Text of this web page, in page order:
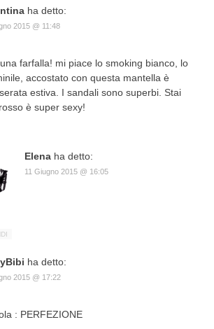
ha detto:
2015 @ 11:48
farfalla! mi piace lo smoking bianco, lo
accostato con questa mantella è
estiva. I sandali sono superbi. Stai
è super sexy!
Elena ha detto:
11 Giugno 2015 @ 16:05
ha detto:
2015 @ 17:22
: PERFEZIONE